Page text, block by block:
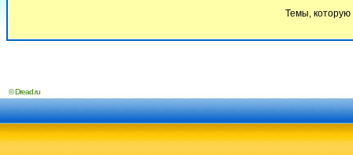
Темы, которую
© Dread.ru